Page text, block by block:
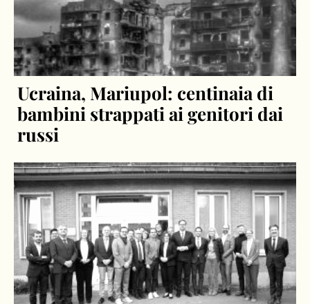
Ucraina, Mariupol: centinaia di
bambini strappati ai genitori dai
russi